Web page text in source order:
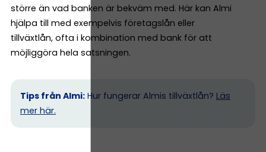
större än vad banken är bekväm med. Här kan Almi
hjälpa till med exempelvis företagslån eller
tillväxtlån, ofta i kombination med bank för att
möjliggöra hela satsningen.
Tips från Almi: Hur fungerar Almis tillväxtlån? Läs
mer här.